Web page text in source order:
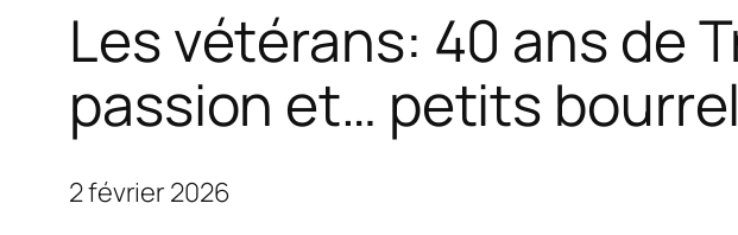
Les vétérans: 40 ans de
passion et… petits
2 février 2026